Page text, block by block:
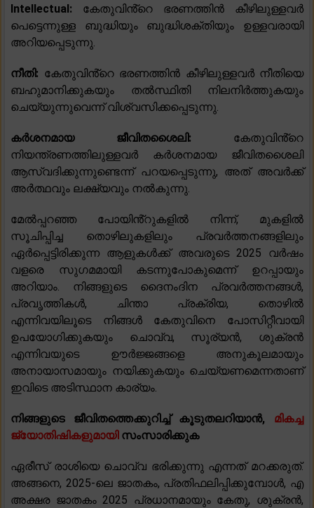
Intellectual: കേതുവിൻ്റെ ഭരണത്തിൻ കീഴിലുള്ളവർ
പെട്ടെന്നുള്ള ബുദ്ധിയും ബുദ്ധിശക്തിയും ഉള്ളവരായി
അറിയപ്പെടുന്നു.
നീതി: കേതുവിൻ്റെ ഭരണത്തിൻ കീഴിലുള്ളവർ നീതിയെ
ബഹുമാനിക്കുകയും തൽസ്ഥിതി നിലനിർത്തുകയും
ചെയ്യുന്നുവെന്ന് വിശ്വസിക്കപ്പെടുന്നു.
കർശനമായ ജീവിതശൈലി: കേതുവിൻ്റെ
നിയന്ത്രണത്തിലുള്ളവർ കർശനമായ ജീവിതശൈലി
ആസ്വദിക്കുന്നുണ്ടെന്ന് പറയപ്പെടുന്നു, അത് അവർക്ക്
അർത്ഥവും ലക്ഷ്യവും നൽകുന്നു.
മേൽപ്പറഞ്ഞ പോയിൻ്റുകളിൽ നിന്ന്, മുകളിൽ
സൂചിപ്പിച്ച തൊഴിലുകളിലും പ്രവർത്തനങ്ങളിലും
ഏർപ്പെട്ടിരിക്കുന്ന ആളുകൾക്ക് അവരുടെ 2025 വർഷം
വളരെ സുഗമമായി കടന്നുപോകുമെന്ന് ഉറപ്പായും
അറിയാം. നിങ്ങളുടെ ദൈനംദിന പ്രവർത്തനങ്ങൾ,
പ്രവൃത്തികൾ, ചിന്താ പ്രക്രിയ, തൊഴിൽ
എന്നിവയിലൂടെ നിങ്ങൾ കേതുവിനെ പോസിറ്റീവായി
ഉപയോഗിക്കുകയും ചൊവ്വ, സൂര്യൻ, ശുക്രൻ
എന്നിവയുടെ ഊർജ്ജങ്ങളെ അനുകൂലമായും
അനായാസമായും നയിക്കുകയും ചെയ്യണമെന്നതാണ്
ഇവിടെ അടിസ്ഥാന കാര്യം.
നിങ്ങളുടെ ജീവിതത്തെക്കുറിച്ച് കൂടുതലറിയാൻ, മികച്ച
ജ്യോതിഷികളുമായി സംസാരിക്കുക
ഏരീസ് രാശിയെ ചൊവ്വ ഭരിക്കുന്നു എന്നത് മറക്കരുത്.
അങ്ങനെ, 2025-ലെ ജാതകം, പ്രതിഫലിപ്പിക്കുമ്പോൾ, എ
അക്ഷര ജാതകം 2025 പ്രധാനമായും കേതു, ശുക്രൻ,